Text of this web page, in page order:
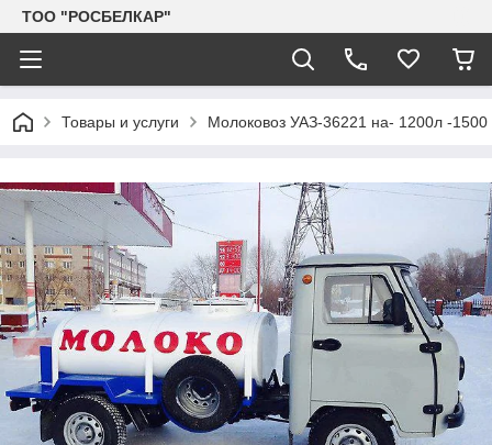
TOO "РОСБЕЛКАР"
Товары и услуги Молоковоз УАЗ-36221 на- 1200л -1500